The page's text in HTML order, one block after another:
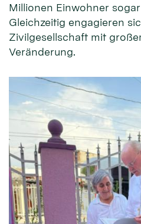
Millionen Einwohner
Gleichzeitig engagieren
Zivilgesellschaft mit
Veränderung.